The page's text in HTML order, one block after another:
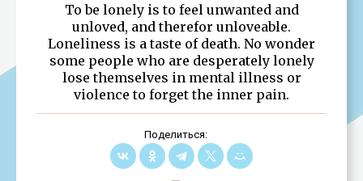
To be lonely is to feel unwanted and
unloved, and therefor unloveable.
Loneliness is a taste of death. No wonder
some people who are desperately lonely
lose themselves in mental illness or
violence to forget the inner pain.
Поделиться: